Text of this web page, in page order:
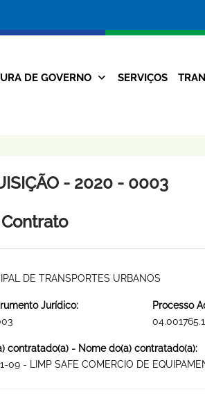
da
Prefeitura
Navegação
DE GOVERNO SERVIÇOS
- 2020 - 0003
DE TRANSPORTES URBANOS
Jurídico:
Processo
contratado(a) - Nome do(a) contratado(a):
09 - LIMP SAFE COMERCIO DE